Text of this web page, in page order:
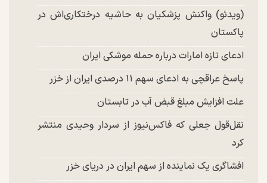
(ویدئو) واکنش پزشکیان به حاشیه درختکاری‌اش در
پاکستان
ادعای تازه امارات درباره حمله موشکی ایران
پاسخ عراقچی به ادعای سهم ۱۱ درصدی ایران از خزر
علت افزایش مبلغ قبض آب در تابستان
نقل‌قول جعلی که فاکس‌نیوز از سردار وحیدی منتشر
کرد
افشاگری یک نماینده از سهم ایران در دریای خزر